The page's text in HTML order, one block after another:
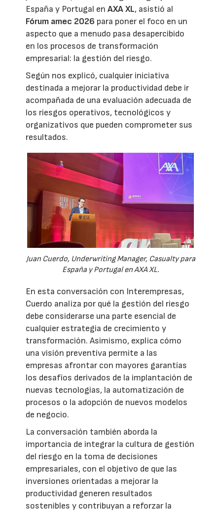
España y Portugal enAXA XL, asistió al
Fórum amec 2026 para poner el foco en un
aspecto que a menudo pasa desapercibido
en los procesos de transformación
empresarial: la gestión del riesgo.
Según nos explicó, cualquier iniciativa
destinada a mejorar la productividad debe ir
acompañada de una evaluación adecuada de
los riesgos operativos, tecnológicos y
organizativos que pueden comprometer sus
resultados.
Juan Cuerdo, Underwriting Manager, Casualty para
España y Portugal en AXA XL.
En esta conversación con Interempresas,
Cuerdo analiza por qué la gestión del riesgo
debe considerarse una parte esencial de
cualquier estrategia de crecimiento y
transformación. Asimismo, explica cómo
una visión preventiva permite a las
empresas afrontar con mayores garantías
los desafíos derivados de la implantación de
nuevas tecnologías, la automatización de
procesos o la adopción de nuevos modelos
de negocio.
La conversación también aborda la
importancia de integrar la cultura de gestión
del riesgo en la toma de decisiones
empresariales, con el objetivo de que las
inversiones orientadas a mejorar la
productividad generen resultados
sostenibles y contribuyan a reforzar la